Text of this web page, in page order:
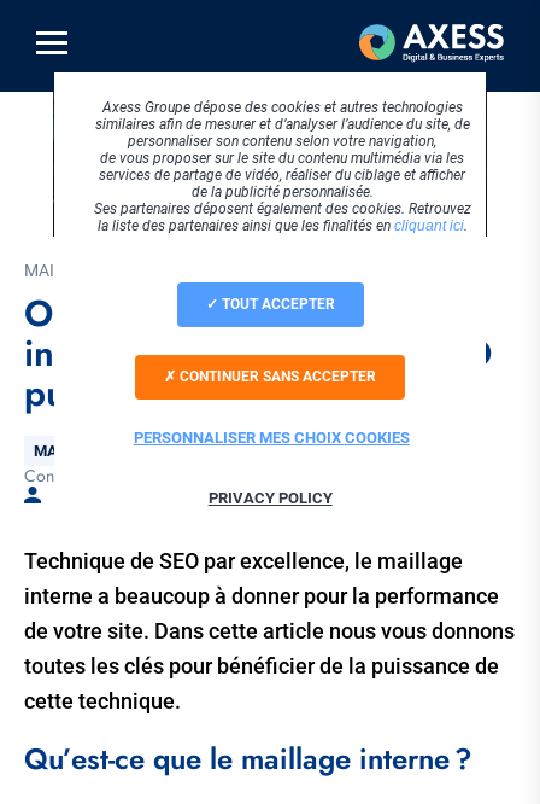
contenu
principal
MAI 2024
Optimisation du maillage
interne : une technique SEO
puissante
Thématique
MARKETING DIGITAL
Tags
Conseils
Technique de SEO par excellence, le maillage
interne a beaucoup à donner pour la performance
de votre site. Dans cette article nous vous donnons
toutes les clés pour bénéficier de la puissance de
cette technique.
Qu’est-ce que le maillage interne ?
Axess Groupe dépose des cookies et autres technologies
similaires afin de mesurer et d’analyser l’audience du site, de
personnaliser son contenu selon votre navigation,
de vous proposer sur le site du contenu multimédia via les
services de partage de vidéo, réaliser du ciblage et afficher
de la publicité personnalisée.
Ses partenaires déposent également des cookies. Retrouvez
la liste des partenaires ainsi que les finalités en cliquant ici.
TOUT ACCEPTER
CONTINUER SANS ACCEPTER
PERSONNALISER MES CHOIX COOKIES
PRIVACY POLICY